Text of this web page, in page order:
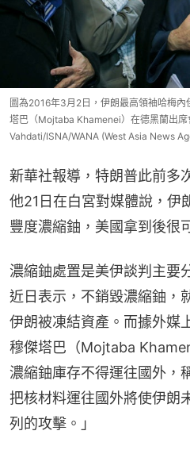
圖為2016年3月2日，伊朗最高領袖哈梅
塔巴（Mojtaba Khamenei）在德黑蘭出
Vahdati/ISNA/WANA (West Asia News
新華社報導，特朗普此前多
他21日在白宮對媒體說，伊
豐度濃縮鈾，美國拿到後很
濃縮鈾處置是美伊談判主要
近日表示，不銷毀濃縮鈾，
伊朗被凍結資產。而據外媒
穆傑塔巴（Mojtaba
濃縮鈾庫存不得運往國外，
把核材料運往國外將使伊朗
列的攻擊。」